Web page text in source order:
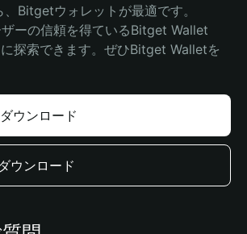
Bitgetウォレットが最適です。
ーの信頼を得ているBitget Wallet
探索できます。ぜひBitget Walletを
ウンロード
ウンロード